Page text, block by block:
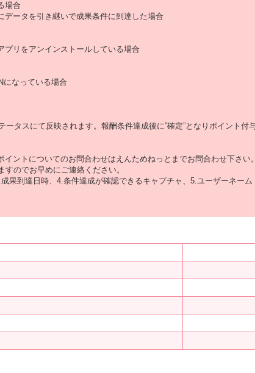
場合
データを引き継いで成果条件に到達した場合
プリをアンインストールしている場合
になっている場合
タスにて反映されます。報酬条件達成後に”確定”となりポイント付
ントについてのお問合わせはえんためねっとまでお問合わせ下さい。
のでお早めにご連絡ください。
到達日時、4.条件達成が確認できるキャプチャ、5.ユーザーネー